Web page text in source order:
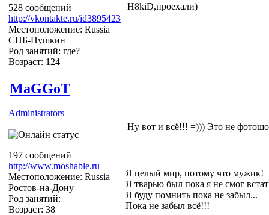
528 сообщений
http://vkontakte.ru/id3895423
Местоположение: Russia
СПБ-Пушкин
Род занятий: где?
Возраст: 124
H8kiD,проехали)
MaGGoT
Administrators
197 сообщений
http://www.moshable.ru
Местоположение: Russia
Ростов-на-Дону
Род занятий:
Возраст: 38
Ну вот и всё!!! =))) Это не
Я целый мир, потому что мужик!
Я тварью был пока я не смог
Я буду помнить пока не забыл...
Пока не забыл всё!!!